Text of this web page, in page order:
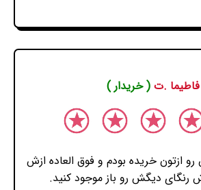
فاطیما .ت ( خریدار )
ازتون خریده بودم و فوق العاده ازش
رنگای دیگش رو باز موجود کنید.